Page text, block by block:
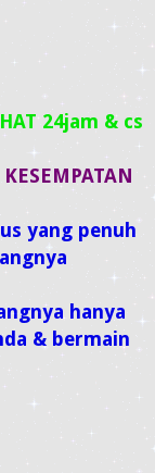
24jam & cs
yang penuh
hanya
& bermain